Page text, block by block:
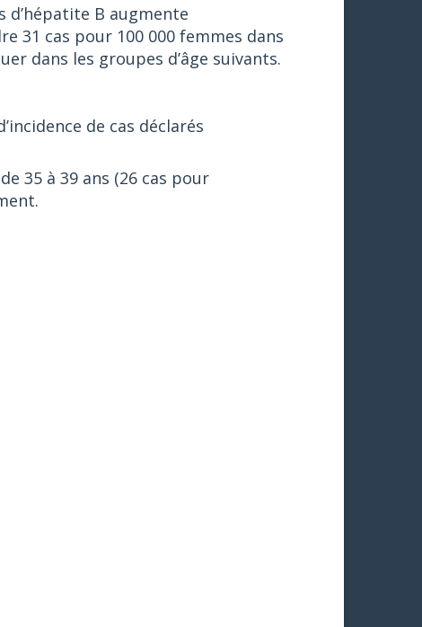
d’hépatite B augmente
31 cas pour 100 000 femmes dans
dans les groupes d’âge suivants.
de cas déclarés
35 à 39 ans (26 cas pour